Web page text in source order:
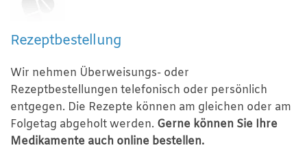
Rezeptbestellung
Wir nehmen Überweisungs- oder
Rezeptbestellungen telefonisch oder persönlich
entgegen. Die Rezepte können am gleichen oder am
Folgetag abgeholt werden. Gerne können Sie Ihre
Medikamente auch online bestellen.